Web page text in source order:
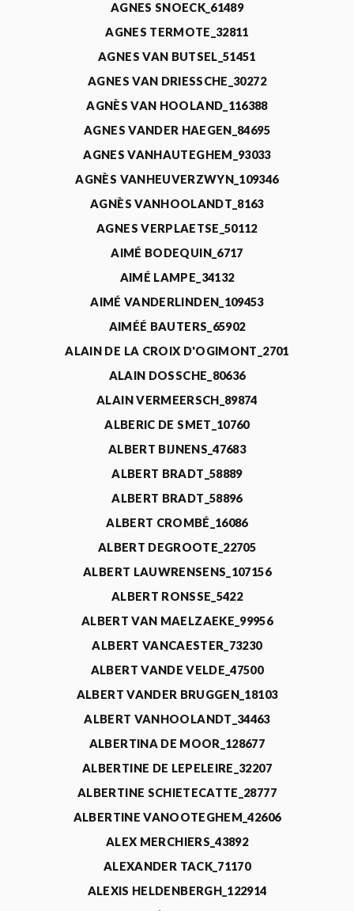
AGNES SNOECK_61489
AGNES TERMOTE_32811
AGNES VAN BUTSEL_51451
AGNES VAN DRIESSCHE_30272
AGNÈS VAN HOOLAND_116388
AGNES VANDER HAEGEN_84695
AGNES VANHAUTEGHEM_93033
AGNÈS VANHEUVERZWYN_109346
AGNÈS VANHOOLANDT_8163
AGNES VERPLAETSE_50112
AIMÉ BODEQUIN_6717
AIMÉ LAMPE_34132
AIMÉ VANDERLINDEN_109453
AIMÉÉ BAUTERS_65902
ALAIN DE LA CROIX D'OGIMONT_2701
ALAIN DOSSCHE_80636
ALAIN VERMEERSCH_89874
ALBERIC DE SMET_10760
ALBERT BIJNENS_47683
ALBERT BRADT_58889
ALBERT BRADT_58896
ALBERT CROMBÉ_16086
ALBERT DEGROOTE_22705
ALBERT LAUWRENSENS_107156
ALBERT RONSSE_5422
ALBERT VAN MAELZAEKE_99956
ALBERT VANCAESTER_73230
ALBERT VANDE VELDE_47500
ALBERT VANDER BRUGGEN_18103
ALBERT VANHOOLANDT_34463
ALBERTINA DE MOOR_128677
ALBERTINE DE LEPELEIRE_32207
ALBERTINE SCHIETECATTE_28777
ALBERTINE VANOOTEGHEM_42606
ALEX MERCHIERS_43892
ALEXANDER TACK_71170
ALEXIS HELDENBERGH_122914